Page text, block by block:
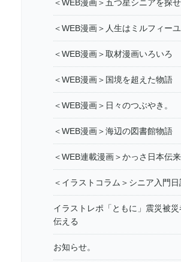
＜WEB漫画＞五つ星シニアを探せ
＜WEB漫画＞人生はミルフィーユ
＜WEB漫画＞取材漫画いろいろ
＜WEB漫画＞国境を超えた物語
＜WEB漫画＞日々のつぶやき。
＜WEB漫画＞海辺の図書館物語
＜WEB連載漫画＞かっさ日本伝
＜イラストコラム＞シニア入門日
イラストレポ「ともに」震災被
伝える
お知らせ。